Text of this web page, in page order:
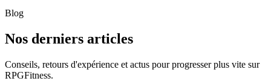
Blog
Nos derniers articles
Conseils, retours d'expérience et actus pour progresser plus vite sur
RPGFitness.